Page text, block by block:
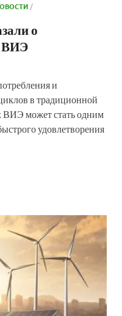
/
о
ВИЭ
и
в традиционной
ВИЭ может стать одним
удовлетворения